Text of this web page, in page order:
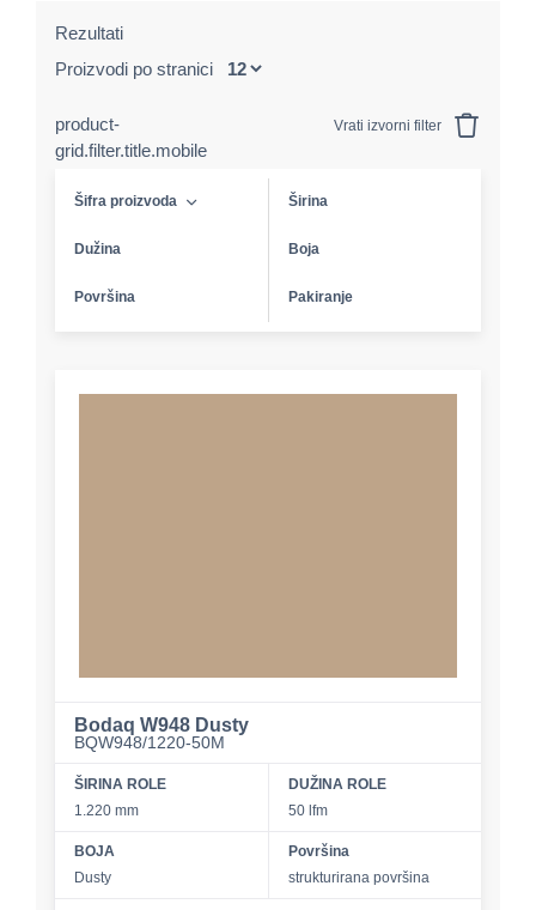
Rezultati
Proizvodi po stranici
product-
grid.filter.title.mobile
Vrati izvorni filter
Šifra proizvoda Širina
Dužina Boja
Površina Pakiranje
Bodaq W948 Dusty
BQW948/1220-50M
ŠIRINA ROLE
1.220 mm
DUŽINA ROLE
50 lfm
BOJA
Dusty
Površina
strukturirana površina